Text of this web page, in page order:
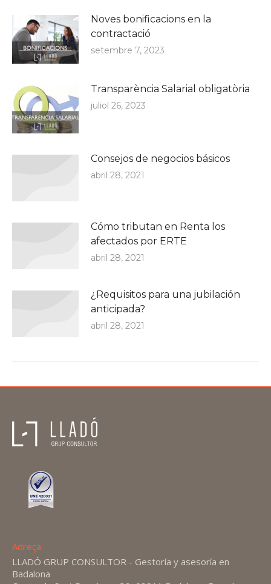
Noves bonificacions en la
contractació
setembre 7, 2023
Transparència Salarial obligatòria
juliol 26, 2023
Consejos de negocios básicos
abril 28, 2021
Cómo tributan en Renta los
afectados por ERTE
abril 28, 2021
¿Requisitos para una jubilación
anticipada?
abril 28, 2021
Adreça:
LLADÓ GRUP CONSULTOR - Gestoría y asesoría en
Badalona